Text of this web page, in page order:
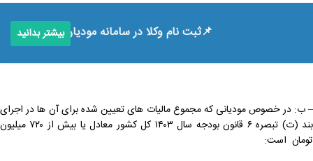
📌ثبت نام وکلا در سامانه مودیانبیشتر بدانید
– ب: در خصوص مودیانی که مجموع مالیات های تعیین شده برای آن ها در اجرای
بند (ت) تبصره ۶ قانون بودجه سال ۱۴۰۳ کل کشور معادل یا بیش از ۷۲۰ میلیون
تومان است: